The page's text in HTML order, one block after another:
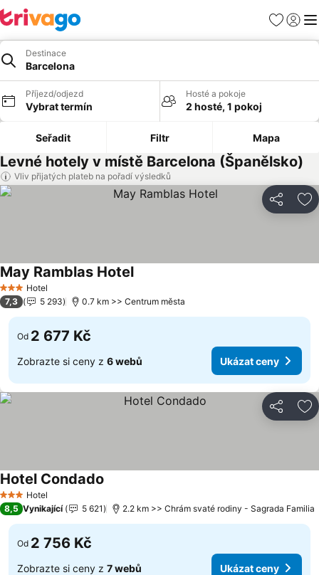
Oblíbené
Destinace
Barcelona
Příjezd/odjezd
Vybrat termín
Hosté a pokoje
2 hosté, 1 pokoj
Seřadit Filtr Mapa
Levné hotely v místě Barcelona (Španělsko)
Vliv přijatých plateb na pořadí výsledků
Sdílet
3 Počet hvězdiček
Hotel
May Ramblas Hotel
7,3 5 293 0.7 km >> Centrum města
Od 2 677 Kč
Zobrazte si ceny z 6 webů Ukázat ceny
Sdílet
3 Počet hvězdiček
Hotel
Hotel Condado
8,5 Vynikající 5 621 2.2 km >> Chrám svaté rodiny - Sagrada Familia
Od 2 756 Kč
Zobrazte si ceny z 7 webů Ukázat ceny